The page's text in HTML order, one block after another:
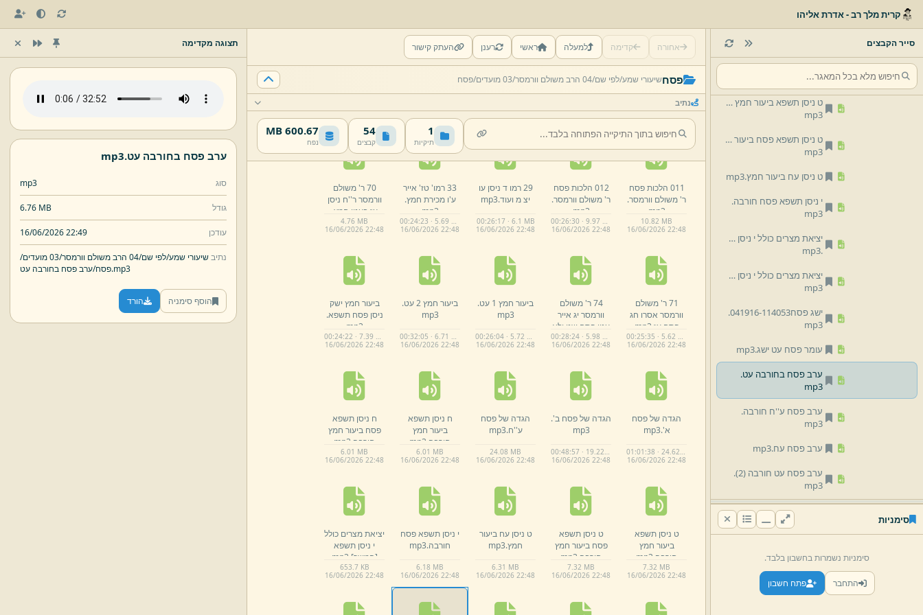
קרית מלך רב - אדרת אליהו
סייר הקבצים
ח ניסן תשפא ביעור חמץ חורבה.
ח ניסן תשפא פסח ביעור חמץ חורבה.
mp3
ט ניסן תשפא ביעור חמץ חורבה.
mp3
ט ניסן תשפא פסח ביעור חמץ חורבה.
mp3
ט ניסן עח ביעור חמץ.mp3
י ניסן תשפא פסח חורבה.
mp3
יציאת מצרים כולל י ניסן תשפא [המשך]
.
mp3
יציאת מצרים כולל י ניסן תשפא.
mp3
ישג פסח041916-114053.
mp3
עומר פסח עט ישג.mp3
ערב פסח בחורבה עט.
mp3
ערב פסח ע''ח חורבה.
mp3
ערב פסח עח.mp3
ערב פסח עט חורבה (2)
.
mp3
ערב פסח עט חורבה.mp3
ערפ עט רמשולם2. mp3
ערפ עט רמשולם3.
ערפ עט רמשולם4.
סימניות
סימניות נשמרות בחשבון בלבד.
התחבר פתח חשבון
אחורה קדימה למעלה ראשי רענן העתק קישור
פסחשיעורי שמע/לפי שם/04 הרב משולם וורמסר/ 03 מועדים/ פסח
נתיב
1
תיקיות
54
קבצים
600.67 MB
נפח
פסח חלק ב
תשס'ז.mp3
16/06/2026 22:47
פסח חלק א
תשס'ז.mp3
16/06/2026 22:48
ר' משולם וורמסר.
mp3
16/06/2026 22:48
mp3
16/06/2026 22:48
011 הלכות פסח
ר' משולם וורמסר.
mp3
10.82 MB
16/06/2026 22:48
012 הלכות פסח
ר' משולם וורמסר.
mp3
00:26:30 · 9.97 MB
16/06/2026 22:48
29 רמו ד ניסן עו
יצ מ ועוד.mp3
00:26:17 · 6.1 MB
16/06/2026 22:48
33 רמו' טז' אייר
ע'ו מכירת חמץ.
mp3
00:24:23 · 5.69 MB
16/06/2026 22:48
70 ר' משולם
וורמסר ר''ח ניסן
עז בענין חמץ.
mp3
4.76 MB
16/06/2026 22:48
71 ר' משולם
וורמסר אסרו חג
פסח עז. mp3
00:25:35 · 5.62 MB
16/06/2026 22:48
74 ר' משולם
וורמסר יג אייר
ענין פסח שני ולא
תקום. mp3
00:28:24 · 5.98 MB
16/06/2026 22:48
ביעור חמץ 1 עט.
mp3
00:26:04 · 5.72 MB
16/06/2026 22:48
ביעור חמץ 2 עט.
mp3
00:32:05 · 6.71 MB
16/06/2026 22:48
ביעור חמץ ישק
ניסן פסח תשפא.
mp3
00:24:22 · 7.39 MB
16/06/2026 22:48
הגדה של פסח
א'.mp3
01:01:38 · 24.62 MB
16/06/2026 22:48
הגדה של פסח ב'.
mp3
00:48:57 · 19.22 MB
16/06/2026 22:48
הגדה של פסח
ע''ח.mp3
24.08 MB
16/06/2026 22:48
ח ניסן תשפא
ביעור חמץ
חורבה. mp3
6.01 MB
16/06/2026 22:48
ח ניסן תשפא
פסח ביעור חמץ
חורבה. mp3
6.01 MB
16/06/2026 22:48
ט ניסן תשפא
ביעור חמץ
חורבה. mp3
7.32 MB
16/06/2026 22:48
ט ניסן תשפא
פסח ביעור חמץ
חורבה. mp3
7.32 MB
16/06/2026 22:48
ט ניסן עח ביעור
חמץ.mp3
6.31 MB
16/06/2026 22:48
י ניסן תשפא פסח
חורבה.mp3
6.18 MB
16/06/2026 22:48
יציאת מצרים כולל
י ניסן תשפא
[המשך] mp3
653.7 KB
16/06/2026 22:48
תצוגה מקדימה
ערב פסח בחורבה עט.mp3
סוג mp3
גודל 6.76 MB
עודכן 16/06/2026 22:49
נתיבשיעורי שמע/לפי שם/04 הרב משולם וורמסר/
03 מועדים/
פסח/ערב פסח בחורבה עט.mp3
הוסף סימניה הורד